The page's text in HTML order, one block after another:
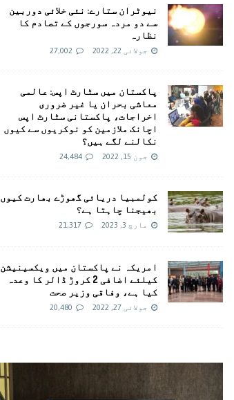
نیوٹران ستارے: نئی خلائی دوربین
سے دو مردہ سورجوں کے تصادم کا
نظارہ
جولائی 22, 2022 27,002
پاکستان میں سٹارٹ اپس: عالمی
معاشی بحران یا غیر ضروری
اخراجات، پاکستانی سٹارٹ اپس
اچانک ملازمین کو نوکریوں سے کیوں
نکالنے لگے ہیں؟
جون 15, 2022 24,484
کولمبیا دریائی گھوڑے بھارت کیوں
بھیجنا چاہتا ہے؟
مارچ 3, 2023 21,317
امريکہ نے پاکستان میں ویکسینیشن
کیلئے اضافی 2 کروڑ ڈالر کا وعدہ
کیا ہے، وفاقی وزیر صحت
جولائی 27, 2022 20,480